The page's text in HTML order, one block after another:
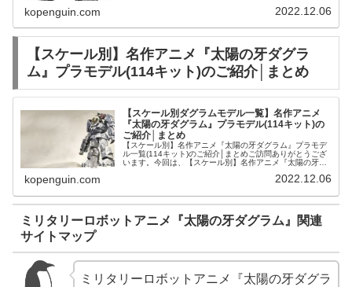
kopenguin.com 2022.12.06
【スケール別】名作アニメ『太陽の牙ダグラ
ム』プラモデル(114キット)のご紹介│まとめ
【スケール別ダグラムモデル一覧】名作アニメ
『太陽の牙ダグラム』プラモデル(114キット)の
ご紹介│まとめ
【スケール別】名作アニメ『太陽の牙ダグラム』プラモデ
ル一覧(114キット)のご紹介│まとめご訪問ありがとうござ
います。今回は、【スケール別】名作アニメ『太陽の牙ダ
kopenguin.com 2022.12.06
ミリタリーロボットアニメ『太陽の牙ダグラム』関連
サイトマップ
ミリタリーロボットアニメ『太陽の牙ダグラ